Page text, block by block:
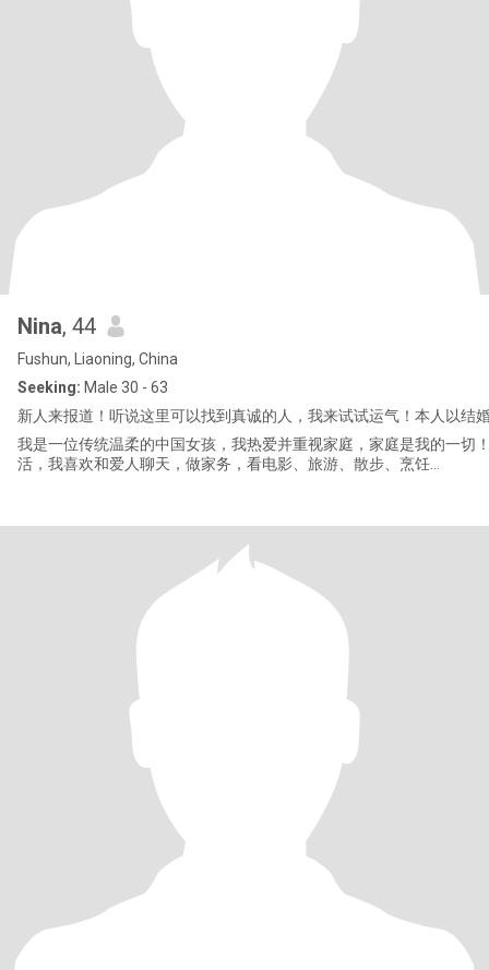
Nina, 44
Fushun, Liaoning, China
Seeking: Male 30 - 63
新人来报道！听说这里可以找到真诚的人，我来试试运气！本人以结
我是一位传统温柔的中国女孩，我热爱并重视家庭，家庭是我的一切
活，我喜欢和爱人聊天，做家务，看电影、旅游、散步、烹饪…